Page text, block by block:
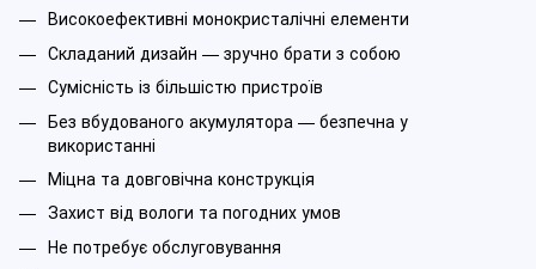
Високоефективні монокристалічні елементи
Складаний дизайн — зручно брати з собою
Сумісність із більшістю пристроїв
Без вбудованого акумулятора — безпечна у
використанні
Міцна та довговічна конструкція
Захист від вологи та погодних умов
Не потребує обслуговування